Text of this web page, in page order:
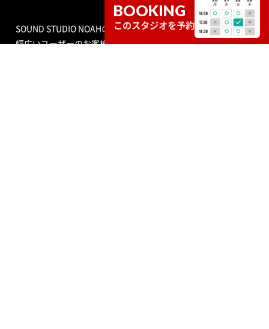
BOOKING
このスタジオを予約
SOUND STUDIO NOAHのスタジオは、プロからアマチュアまで
幅広いユーザーのお客様が練習室として平日、土日祝問わず多